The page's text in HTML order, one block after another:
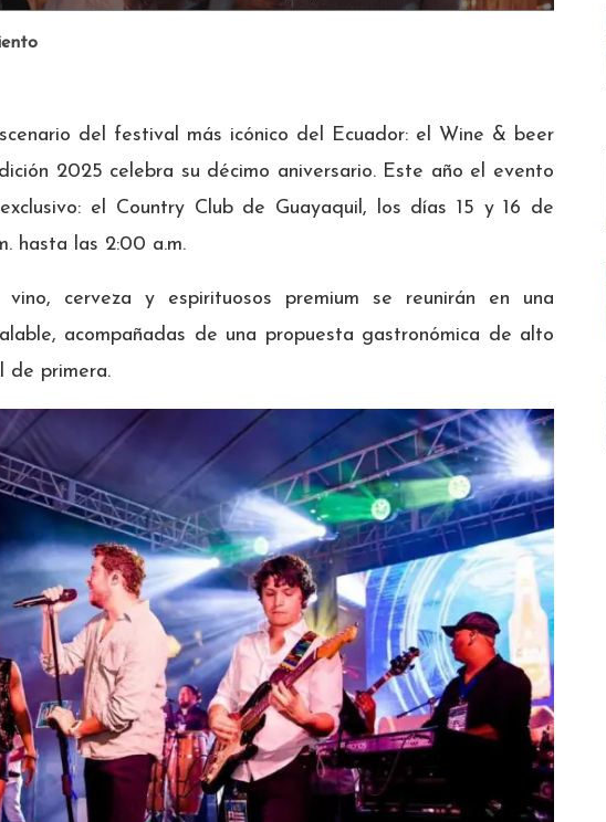
del festival más icónico del Ecuador: el Wine & beer
2025 celebra su décimo aniversario. Este año el evento
el Country Club de Guayaquil, los días 15 y 16 de
hasta las 2:00 a.m.
cerveza y espirituosos premium se reunirán en una
acompañadas de una propuesta gastronómica de alto
de primera.